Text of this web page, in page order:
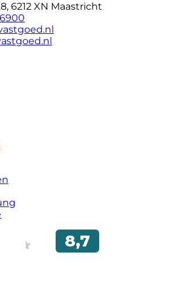
6212 XN Maastricht